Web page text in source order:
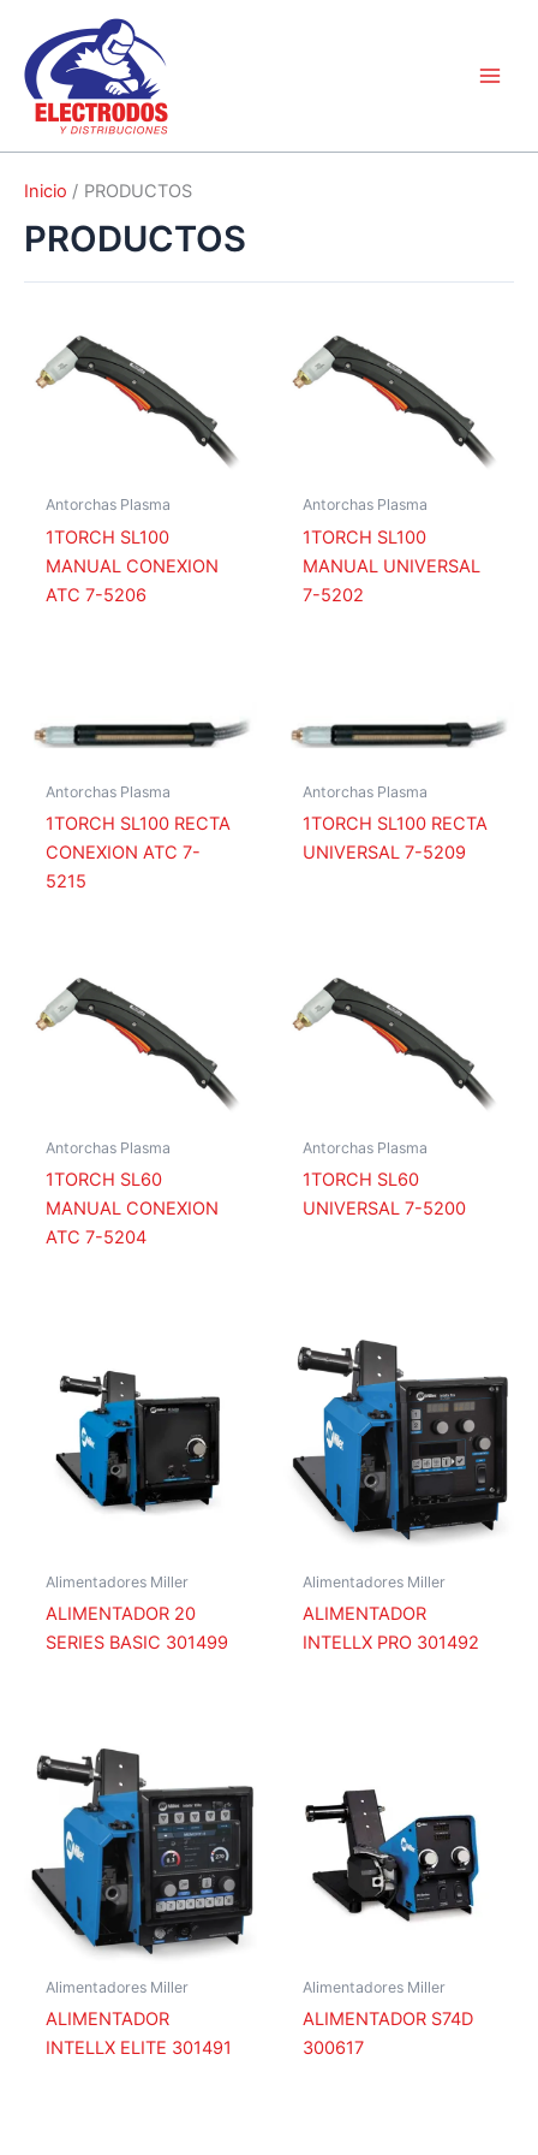
contenido
Inicio PRODUCTOS
PRODUCTOS
Antorchas Plasma
1TORCH SL100
MANUAL CONEXION
ATC 7-5206
Antorchas Plasma
1TORCH SL100
MANUAL UNIVERSAL
7-5202
Antorchas Plasma
1TORCH SL100 RECTA
CONEXION ATC 7-
5215
Antorchas Plasma
1TORCH SL100 RECTA
UNIVERSAL 7-5209
Antorchas Plasma
1TORCH SL60
MANUAL CONEXION
ATC 7-5204
Antorchas Plasma
1TORCH SL60
UNIVERSAL 7-5200
Alimentadores Miller
ALIMENTADOR 20
SERIES BASIC 301499
Alimentadores Miller
ALIMENTADOR
INTELLX PRO 301492
Alimentadores Miller
ALIMENTADOR
INTELLX ELITE 301491
Alimentadores Miller
ALIMENTADOR S74D
300617